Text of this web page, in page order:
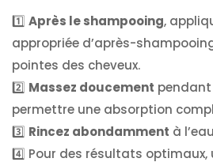
1️⃣ Après le shampooing,
appropriée d’après-
pointes des cheveux.
2️⃣ Massez doucement
permettre une absorption
3️⃣ Rincez abondamment à
4️⃣ Pour des résultats optimaux,